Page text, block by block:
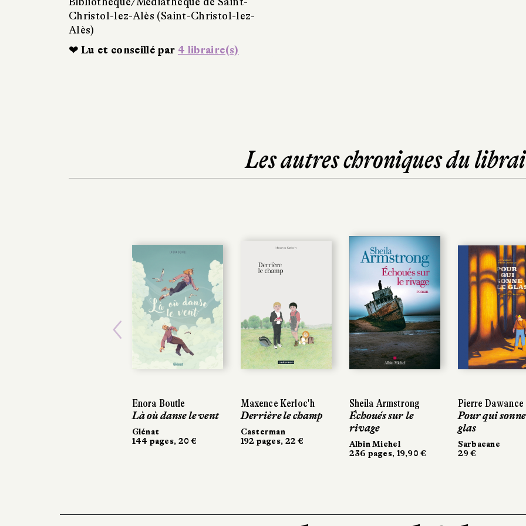
Christol-lez-Alès (Saint-Christol-lez-
Alès)
❤ Lu et conseillé par 4 libraire(s)
Les autres chroniques du
Enora Boutle
Là où danse le vent
Glénat
144 pages, 20 €
Maxence Kerloc'h
Derrière le champ
Casterman
192 pages, 22 €
Sheila Armstrong
Échoués sur le
rivage
Albin Michel
236 pages, 19,90 €
Pierre Dawance
Pour qui
glas
Sarbacane
29 €
Maxence Kerloc'h
Derrière le champ
Casterman
192 pages, 22 €
Sheila Armstrong
Échoués sur le
rivage
Albin Michel
236 pages, 19,90 €
Pierre Dawance
Pour qui
glas
Sarbacane
29 €
Previous